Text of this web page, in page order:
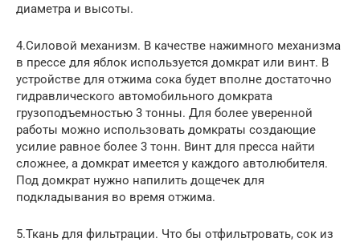
диаметра и высоты.
4.Силовой механизм. В качестве нажимного механизма
в прессе для яблок используется домкрат или винт. В
устройстве для отжима сока будет вполне достаточно
гидравлического автомобильного домкрата
грузоподъемностью 3 тонны. Для более уверенной
работы можно использовать домкраты создающие
усилие равное более 3 тонн. Винт для пресса найти
сложнее, а домкрат имеется у каждого автолюбителя.
Под домкрат нужно напилить дощечек для
подкладывания во время отжима.
5.Ткань для фильтрации. Что бы отфильтровать, сок из